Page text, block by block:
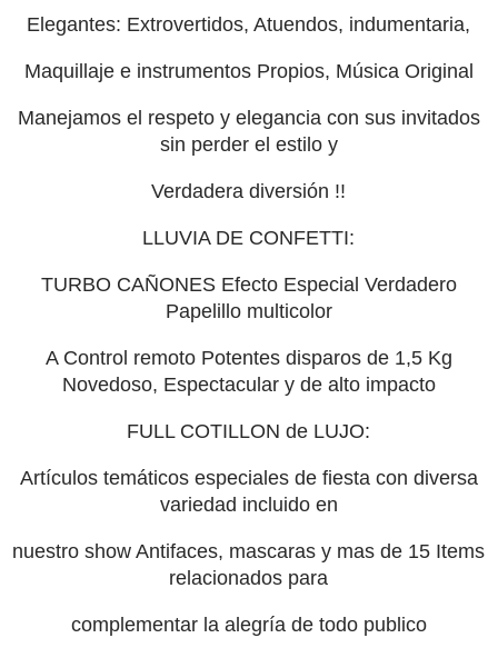
Elegantes: Extrovertidos, Atuendos, indumentaria,
Maquillaje e instrumentos Propios, Música Original
Manejamos el respeto y elegancia con sus invitados
sin perder el estilo y
Verdaderadiversión !!
LLUVIA DE CONFETTI:
TURBO CAÑONES Efecto Especial Verdadero
Papelillo multicolor
A Control remoto Potentes disparos de 1,5 Kg
Novedoso, Espectacular y de alto impacto
FULL COTILLON de LUJO:
Artículos temáticos especiales de fiesta con diversa
variedad incluido en
nuestro show Antifaces, mascaras y mas de 15 Items
relacionados para
complementarla alegría de todo publico